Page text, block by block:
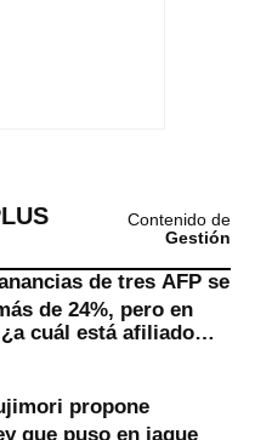
Contenido de
Gestión
de tres AFP se
de 24%, pero en
cuál está afiliado
propone
que puso en jaque